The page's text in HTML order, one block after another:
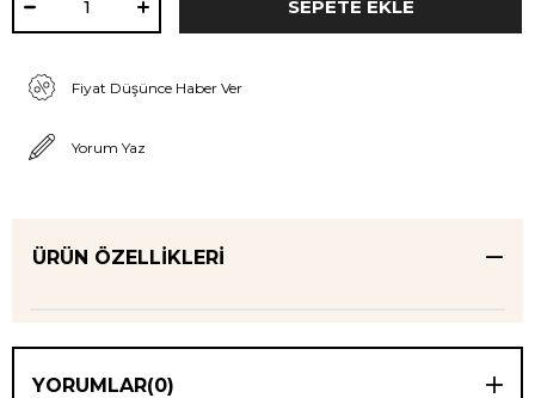
Fiyat Düşünce Haber Ver
Yorum Yaz
ÜRÜN ÖZELLIKLERI
YORUMLAR(0)